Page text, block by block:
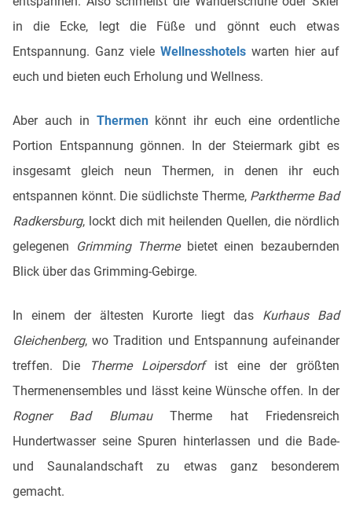
in die Ecke, legt die Füße und gönnt euch etwas
Entspannung. Ganz viele Wellnesshotelswarten hier auf
euch und bieten euch Erholung und Wellness.
Aber auch in Thermenkönnt ihr euch eine ordentliche
Portion Entspannung gönnen. In der Steiermark gibt es
insgesamt gleich neun Thermen, in denen ihr euch
entspannen könnt. Die südlichste Therme, Parktherme Bad
Radkersburg, lockt dich mit heilenden Quellen, die nördlich
gelegenen
Grimming Thermebietet einen bezaubernden
Blick über das Grimming-Gebirge.
In einem der ältesten Kurorte liegt das Kurhaus Bad
Gleichenberg, wo Tradition und Entspannung aufeinander
treffen. Die
Therme Loipersdorfist eine der größten
Thermenensembles und lässt keine Wünsche offen. In der
Rogner Bad BlumauTherme hat Friedensreich
Hundertwasser seine Spuren hinterlassen und die Bade-
und Saunalandschaft zu etwas ganz besonderem
gemacht.